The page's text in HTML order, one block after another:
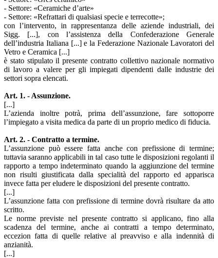
- Settore: «Ceramiche d’arte»
- Settore: «Refrattari di qualsiasi specie e terrecotte»;
con l’intervento, in rappresentanza delle aziende industriali, dei
Sigg. [...], con l’assistenza della Confederazione Generale
dell’industria Italiana [...] e la Federazione Nazionale Lavoratori del
Vetro e Ceramica [...]
è stato stipulato il presente contratto collettivo nazionale normativo
di lavoro a valere per gli impiegati dipendenti dalle industrie dei
settori sopra elencati.
Art. 1. - Assunzione.
[...]
L’azienda inoltre potrà, prima dell’assunzione, fare sottoporre
l’impiegato a visita medica da parte di un proprio medico di fiducia.
Art. 2. - Contratto a termine.
L’assunzione può essere fatta anche con prefissione di termine;
tuttavia saranno applicabili in tal caso tutte le disposizioni regolanti il
rapporto a tempo indeterminato quando la aggiunzione del termine
non risulti giustificata dalla specialità del rapporto ed apparisca
invece fatta per eludere le disposizioni del presente contratto.
[...]
L’assunzione fatta con prefissione di termine dovrà risultare da atto
scritto.
Le norme previste nel presente contratto si applicano, fino alla
scadenza del termine, anche ai contratti a tempo determinato,
eccezion fatta di quelle relative al preavviso e alla indennità di
anzianità.
[...]